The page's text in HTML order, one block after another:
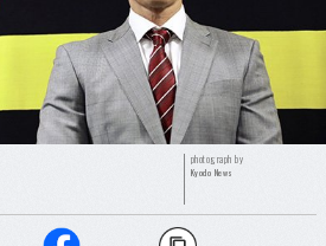
photograph by
Kyodo News